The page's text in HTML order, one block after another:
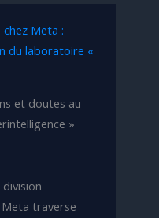
et doutes au
»
traverse